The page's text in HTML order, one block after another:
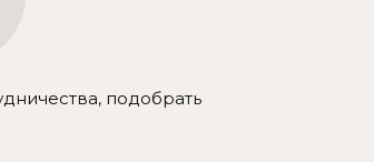
подобрать